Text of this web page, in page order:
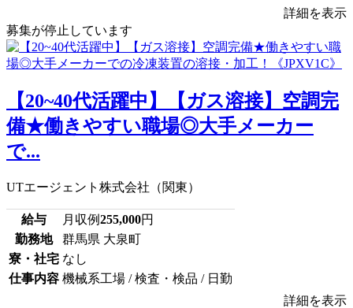
詳細を表示
募集が停止しています
【20~40代活躍中】【ガス溶接】空調完
備★働きやすい職場◎大手メーカー
で...
UTエージェント株式会社（関東）
給与 月収例255,000円
勤務地
群馬県 大泉町
寮・社宅 なし
仕事内容 機械系工場 / 検査・検品 / 日勤
詳細を表示